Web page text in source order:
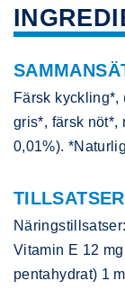
Färsk kyckling*,
gris*, färsk nöt*,
0,01%).
Vitamin E 12
pentahydrat) 1